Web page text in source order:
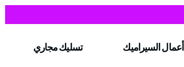
أعمال السيراميك تسليك مجاري